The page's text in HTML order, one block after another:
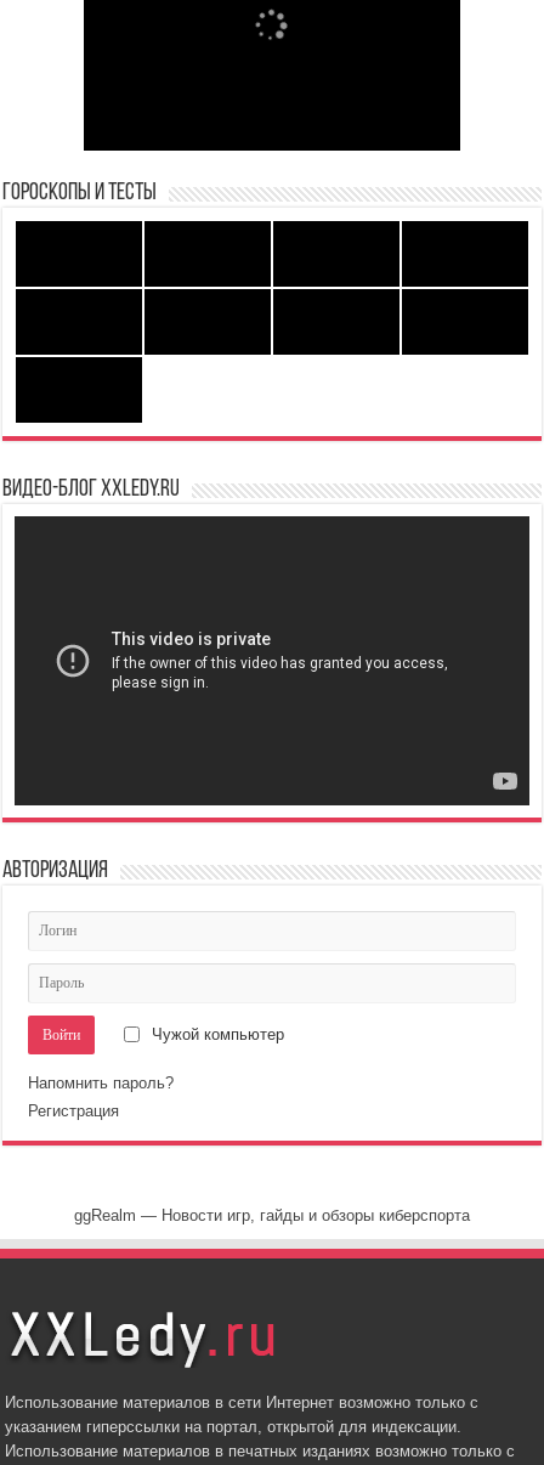
Гороскопы и Тесты
Видео-блог XXLedy.ru
Авторизация
Чужой компьютер
Напомнить пароль?
Регистрация
ggRealm — Новости игр, гайды и обзоры киберспорта
Использование материалов в сети Интернет возможно только с
указанием гиперссылки на портал, открытой для индексации.
Использование материалов в печатных изданиях возможно только с